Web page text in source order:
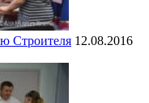
Строителя 12.08.2016